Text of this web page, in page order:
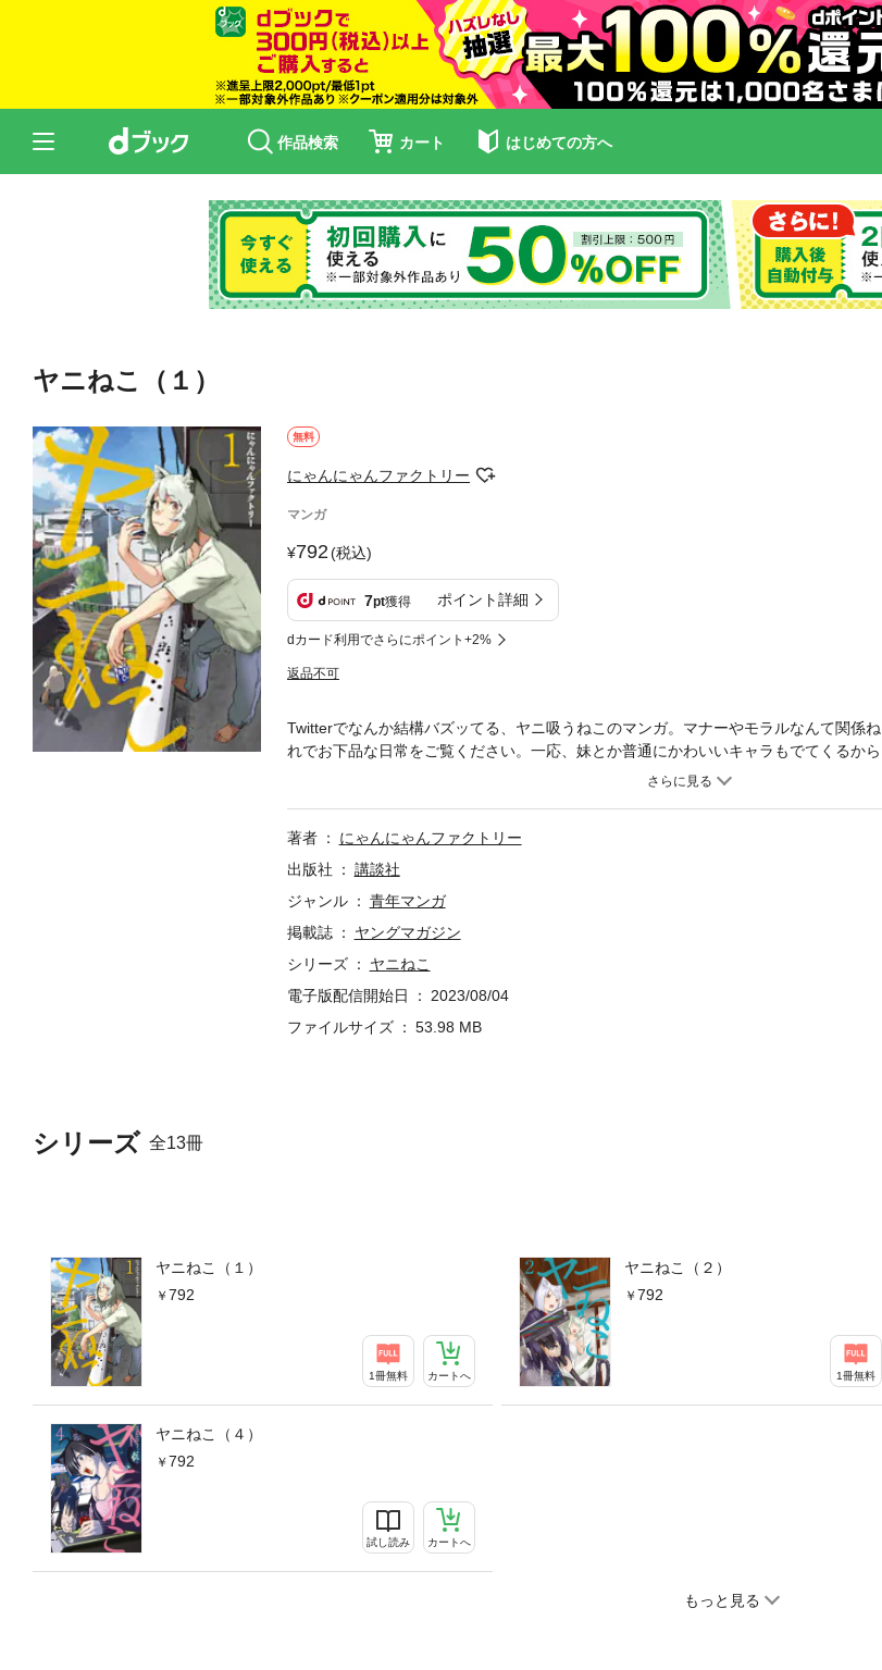
作品検索 カート はじめての方へ
ヤニねこ（１）
無料
にゃんにゃんファクトリー
マンガ
792(税込)
7pt獲得 ポイント詳細
dカード利用でさらにポイント+2%
返品不可
シリーズ 全13冊
ヤニねこ（１）
792
1冊無料 カートへ
ヤニねこ（２）
792
1冊無料
ヤニねこ（４）
792
試し読み カートへ
もっと見る
Twitterでなんか結構バズッてる、ヤニ吸うねこのマンガ。マナーやモラルなんて関係
れでお下品な日常をご覧ください。一応、妹とか普通にかわいいキャラもでてくるから
な喫煙シーンとかたぶん描くんで、予約してくれたらありがてーにゃ(笑)
著者
にゃんにゃんファクトリー
出版社
講談社
ジャンル
青年マンガ
掲載誌
ヤングマガジン
シリーズ
ヤニねこ
電子版配信開始日
2023/08/04
ファイルサイズ
53.98 MB